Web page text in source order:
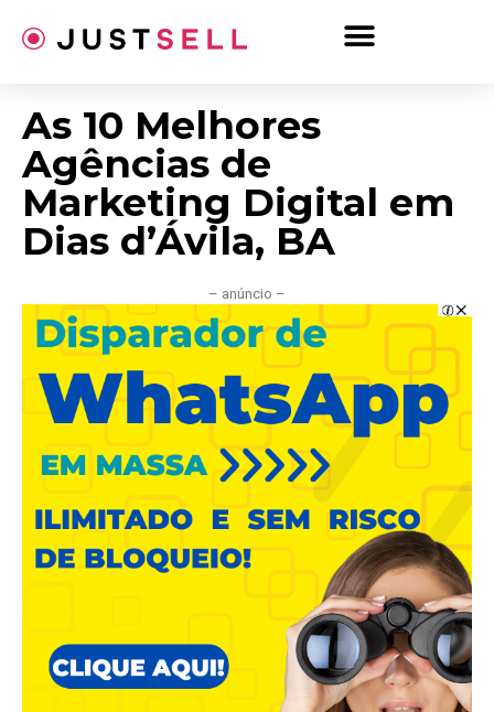
para
As 10 Melhores
Agências de
Marketing Digital em
Dias d’Ávila, BA
– anúncio –